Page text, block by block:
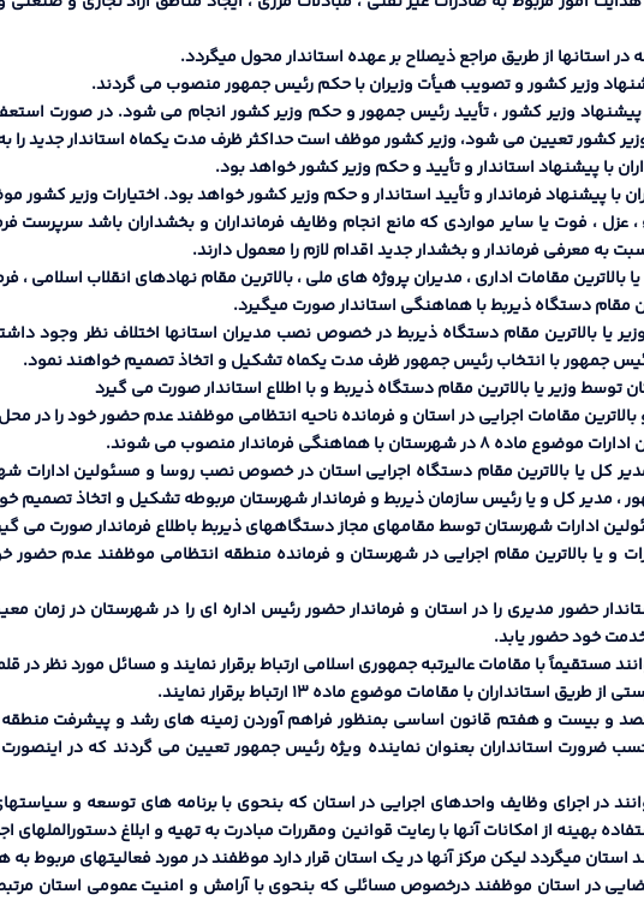
به پیشنهاد وزیر کشور ، تأیید رئیس جمهور و حکم وزیر کشور انجام می شود. در صورت
کشور تعیین می شود، وزیر کشور موظف است حداکثر ظرف مدت یکماه استاندار جدید را
، عزل ، فوت یا سایر مواردي که مانع انجام وظایف فرمانداران و بخشداران باشد
به معرفی فرماندار و بخشدار جدید اقدام لازم را معمول دارند.
و یا بالاترین مقامات اداري ، مدیران پروژه هاي ملی ، بالاترین مقام نهادهاي انقلاب
مقام دستگاه ذیربط با هماهنگی استاندار صورت میگیرد.
وزیر یا بالاترین مقام دستگاه ذیربط در خصوص نصب مدیران استانها اختلاف نظر وجود
جمهور با انتخاب رئیس جمهور ظرف مدت یکماه تشکیل و اتخاذ تصمیم خواهند نمود.
مدیر کل یا بالاترین مقام دستگاه اجرایی استان در خصوص نصب روسا و مسئولین ادارات
، مدیر کل و یا رئیس سازمان ذیربط و فرماندار شهرستان مربوطه تشکیل و اتخاذ تصمیم
ادارات و یا بالاترین مقام اجرایی در شهرستان و فرمانده منطقه انتظامی موظفند عدم
که استاندار حضور مدیري را در استان و فرماندار حضور رئیس اداره اي را در شهرستان در
خود حضور یابد.
اصل یکصد و بیست و هفتم قانون اساسی بمنظور فراهم آوردن زمینه هاي رشد و پیشرفت
ضرورت استانداران بعنوان نماینده ویژه رئیس جمهور تعیین می گردند که در
می توانند در اجراي وظایف واحدهاي اجرایی در استان که بنحوي با برنامه هاي توسعه
بهینه از امکانات آنها با رعایت قوانین ومقررات مبادرت به تهیه و ابلاغ
استان میگردد لیکن مرکز آنها در یک استان قرار دارد موظفند در مورد فعالیتهاي مربوط به
قضایی در استان موظفند درخصوص مسائلی که بنحوي با آرامش و امنیت عمومی استان